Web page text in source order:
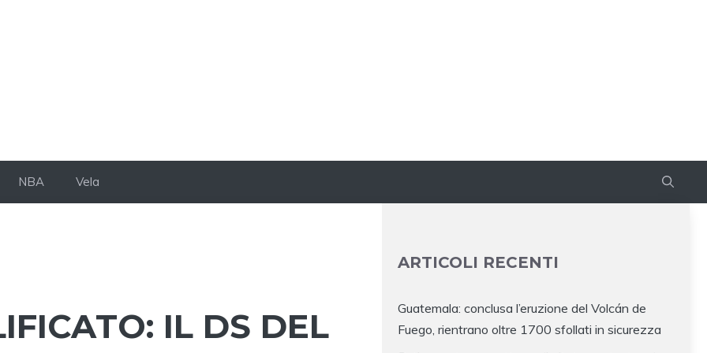
NBA Vela
IL DS DEL
ARTICOLI RECENTI
Guatemala: conclusa l’eruzione del Volcán de
Fuego, rientrano oltre 1700 sfollati in sicurezza